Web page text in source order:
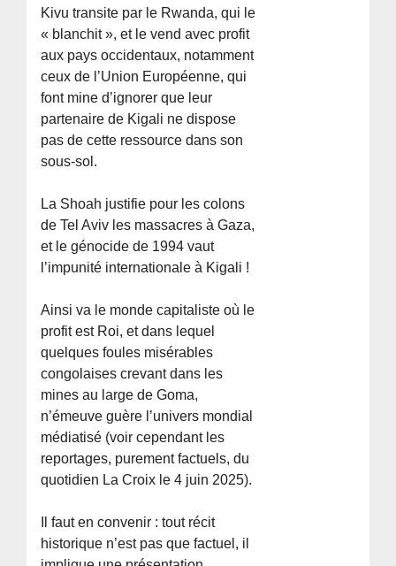
Kivu transite par le Rwanda, qui le
« blanchit », et le vend avec profit
aux pays occidentaux, notamment
ceux de l’Union Européenne, qui
font mine d’ignorer que leur
partenaire de Kigali ne dispose
pas de cette ressource dans son
sous-sol.
La Shoah justifie pour les colons
de Tel Aviv les massacres à Gaza,
et le génocide de 1994 vaut
l’impunité internationale à Kigali !
Ainsi va le monde capitaliste où le
profit est Roi, et dans lequel
quelques foules misérables
congolaises crevant dans les
mines au large de Goma,
n’émeuve guère l’univers mondial
médiatisé (voir cependant les
reportages, purement factuels, du
quotidien La Croix le 4 juin 2025).
Il faut en convenir : tout récit
historique n’est pas que factuel, il